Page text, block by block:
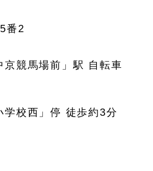
番2
京競馬場前」駅 自転車
学校西」停 徒歩約3分